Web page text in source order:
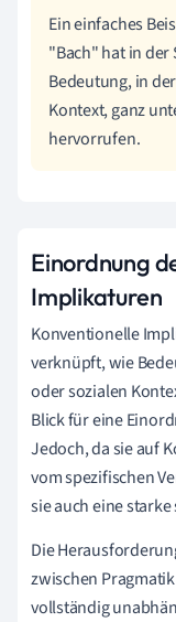
Ein einfaches
"Bach" hat in der
Bedeutung, in
Kontext, ganz
hervorrufen.
Einordnung
Implikaturen
Konventionelle
verknüpft, wie
oder sozialen
Blick für eine
Jedoch, da sie auf
vom spezifischen
sie auch eine
Die
zwischen
vollständig